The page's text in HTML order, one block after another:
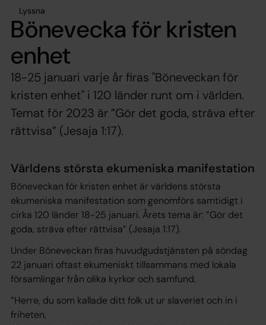
Lyssna
Bönevecka för kristen
enhet
18-25 januari varje år firas "Böneveckan för
kristen enhet" i 120 länder runt om i världen.
Temat för 2023 är ”Gör det goda, sträva efter
rättvisa” (Jesaja 1:17).
Världens största ekumeniska manifestation
Böneveckan för kristen enhet är världens största
ekumeniska manifestation som genomförs samtidigt i
cirka 120 länder 18-25 januari. Årets tema är: ”Gör det
goda, sträva efter rättvisa” (Jesaja 1:17).
Under Böneveckan firas huvudgudstjänsten på söndag
22 januari oftast ekumeniskt tillsammans med lokala
församlingar från olika kyrkor och samfund.
”Herre, du som kallade ditt folk ut ur slaveriet och in i
friheten,